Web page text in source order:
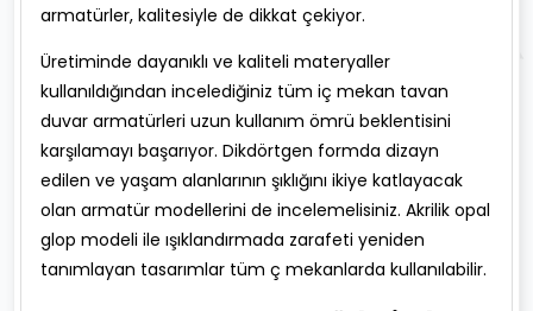
armatürler, kalitesiyle de dikkat çekiyor.
Üretiminde dayanıklı ve kaliteli materyaller
kullanıldığından incelediğiniz tüm iç mekan tavan
duvar armatürleri uzun kullanım ömrü beklentisini
karşılamayı başarıyor. Dikdörtgen formda dizayn
edilen ve yaşam alanlarının şıklığını ikiye katlayacak
olan armatür modellerini de incelemelisiniz. Akrilik opal
glop modeli ile ışıklandırmada zarafeti yeniden
tanımlayan tasarımlar tüm ç mekanlarda kullanılabilir.